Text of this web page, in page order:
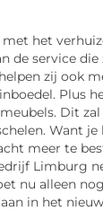
het
de service die
zij ook
Plus
Dit
Want
meer te
Limburg
nu alleen
in het